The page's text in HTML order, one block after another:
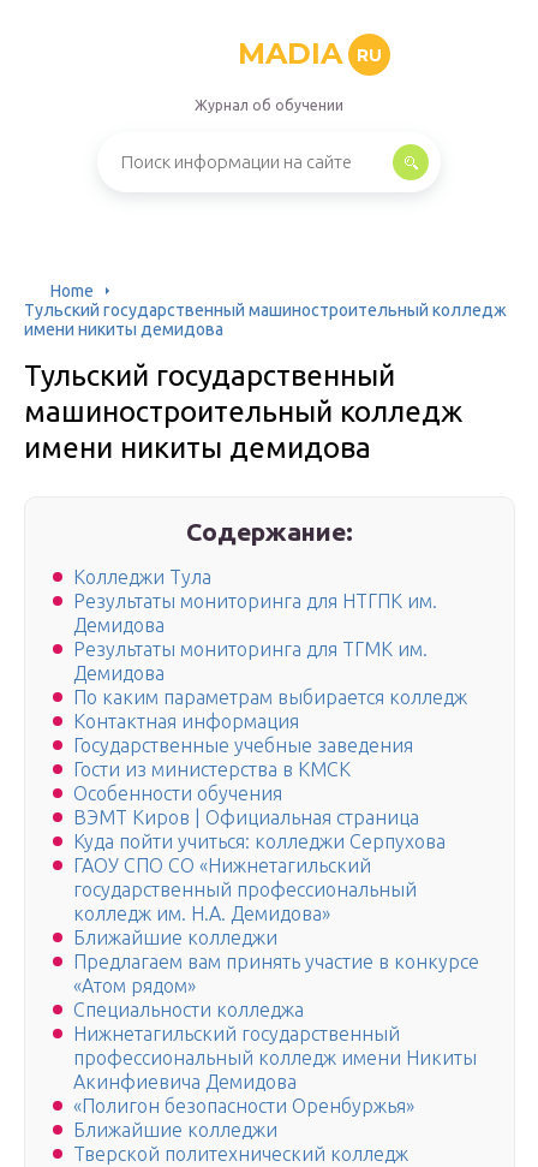
MADIA RU
Журнал об обучении
Home
Тульский государственный машиностроительный колледж
имени никиты демидова
Тульский государственный
машиностроительный колледж
имени никиты демидова
Содержание:
Колледжи Тула
Результаты мониторинга для НТГПК им.
Демидова
Результаты мониторинга для ТГМК им.
Демидова
По каким параметрам выбирается колледж
Контактная информация
Государственные учебные заведения
Гости из министерства в КМСК
Особенности обучения
ВЭМТ Киров | Официальная страница
Куда пойти учиться: колледжи Серпухова
ГАОУ СПО СО «Нижнетагильский
государственный профессиональный
колледж им. Н.А. Демидова»
Ближайшие колледжи
Предлагаем вам принять участие в конкурсе
«Атом рядом»
Специальности колледжа
Нижнетагильский государственный
профессиональный колледж имени Никиты
Акинфиевича Демидова
«Полигон безопасности Оренбуржья»
Ближайшие колледжи
Тверской политехнический колледж